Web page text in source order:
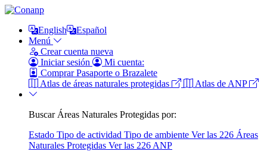
English
Español
Menú
Crear cuenta nueva
Iniciar sesión
Mi cuenta:
Comprar Pasaporte o Brazalete
Atlas de áreas naturales protegidas
Atlas de ANP
Buscar Áreas Naturales Protegidas por:
Estado Tipo de actividad Tipo de ambiente Ver las 226 Áreas
Naturales Protegidas Ver las 226 ANP